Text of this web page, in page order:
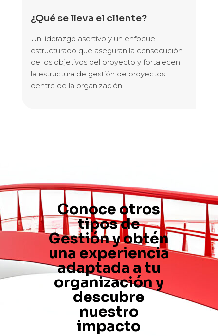
¿Qué se lleva el cliente?
Un liderazgo asertivo y un enfoque
estructurado que aseguran la consecución
de los objetivos del proyecto y fortalecen
la estructura de gestión de proyectos
dentro de la organización.
Conoce otros
tipos de
Gestión y obtén
una experiencia
adaptada a tu
organización y
descubre
nuestro
impacto